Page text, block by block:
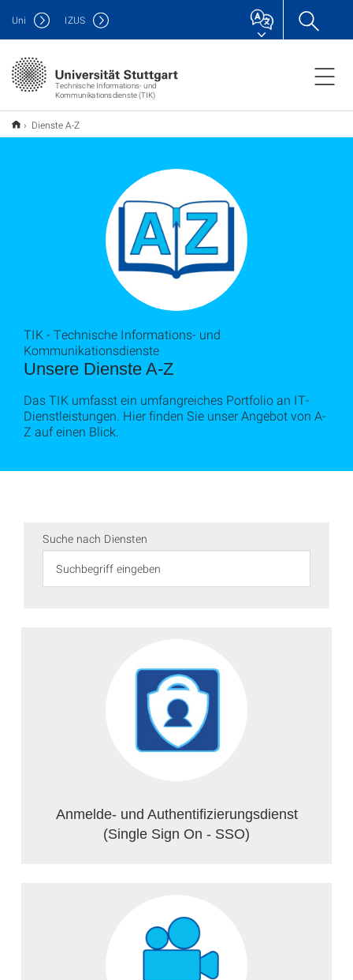
Technische Informations- und
Kommunikationsdienste (TIK)
Uni IZUS
Dienste A-Z
Unsere Dienste A-Z
TIK - Technische Informations- und
Kommunikationsdienste
Das TIK umfasst ein umfangreiches Portfolio an IT-
Dienstleistungen. Hier finden Sie unser Angebot von A-
Z auf einen Blick.
Suche nach Diensten
Anmelde- und Authentifizierungsdienst
(Single Sign On - SSO)